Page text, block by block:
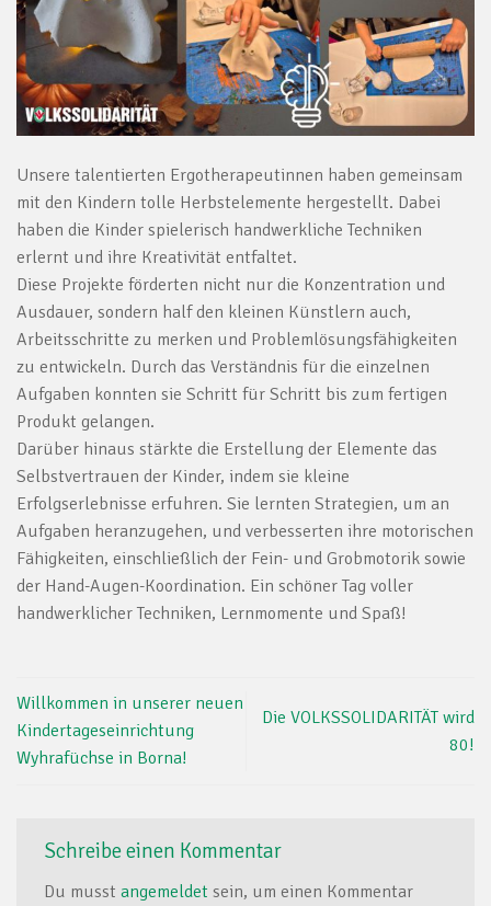
Unsere talentierten Ergotherapeutinnen haben gemeinsam
mit den Kindern tolle Herbstelemente hergestellt. Dabei
haben die Kinder spielerisch handwerkliche Techniken
erlernt und ihre Kreativität entfaltet.
Diese Projekte förderten nicht nur die Konzentration und
Ausdauer, sondern half den kleinen Künstlern auch,
Arbeitsschritte zu merken und Problemlösungsfähigkeiten
zu entwickeln. Durch das Verständnis für die einzelnen
Aufgaben konnten sie Schritt für Schritt bis zum fertigen
Produkt gelangen.
Darüber hinaus stärkte die Erstellung der Elemente das
Selbstvertrauen der Kinder, indem sie kleine
Erfolgserlebnisse erfuhren. Sie lernten Strategien, um an
Aufgaben heranzugehen, und verbesserten ihre motorischen
Fähigkeiten, einschließlich der Fein- und Grobmotorik sowie
der Hand-Augen-Koordination. Ein schöner Tag voller
handwerklicher Techniken, Lernmomente und Spaß!
Willkommen in unserer neuen
Kindertageseinrichtung
Wyhrafüchse in Borna!
Die VOLKSSOLIDARITÄT wird
80!
Schreibe einen Kommentar
Du musst angemeldet sein, um einen Kommentar